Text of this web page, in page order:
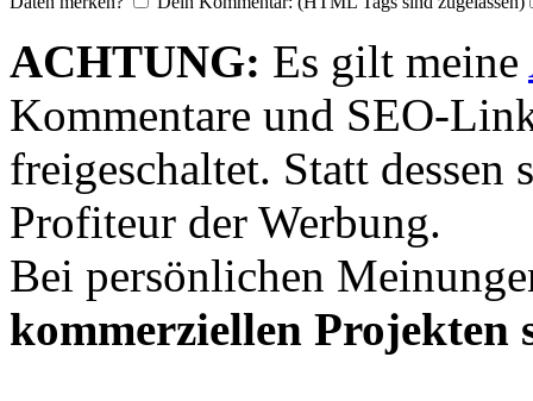
ACHTUNG: Es gilt meine
Kommentare und SEO-
freigeschaltet. Statt dessen
Profiteur der Werbung.
Bei persönlichen
kommerziellen Projekten